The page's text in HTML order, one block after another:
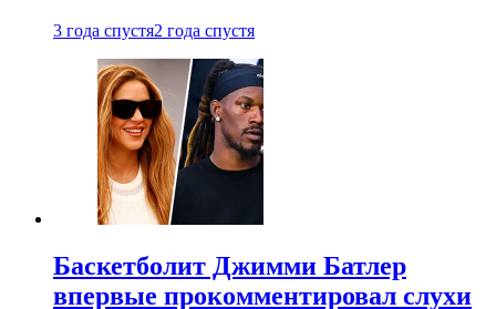
3 года спустя2 года спустя
Баскетболит Джимми Батлер
впервые прокомментировал слухи